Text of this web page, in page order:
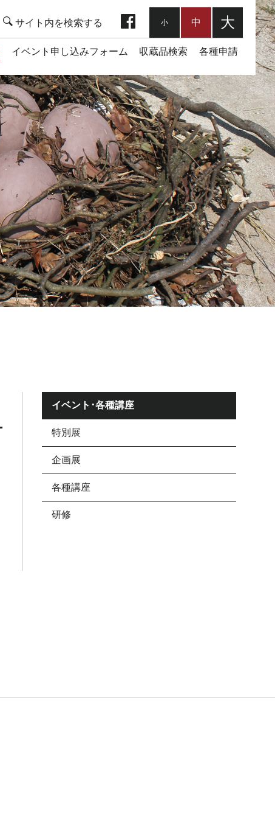
イベント申し込みフォーム 収蔵品検索 各種申請
小 中 大
イベント･各種講座
特別展
企画展
各種講座
研修